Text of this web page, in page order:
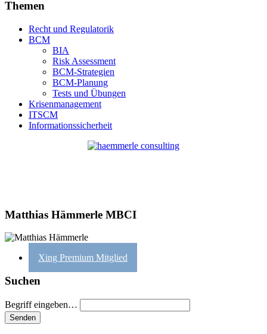
Themen
Recht und Regulatorik
BCM
BIA
Risk Assessment
BCM-Strategien
BCM-Planung
Tests und Übungen
Krisenmanagement
ITSCM
Informationssicherheit
Matthias Hämmerle MBCI
Xing Premium Mitglied
Suchen
Begriff eingeben…